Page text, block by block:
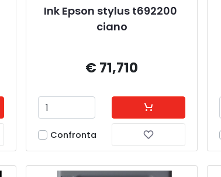
Ink Epson stylus t692200
ciano
€ 71,710
Confronta